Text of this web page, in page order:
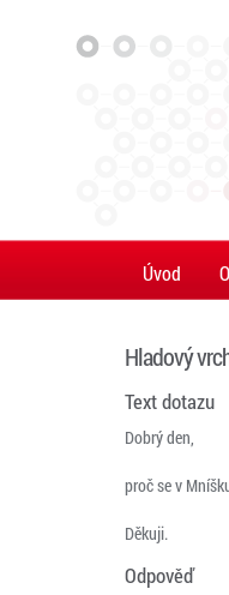
Úvod
Hladový
Text dotazu
Dobrý den,
proč se v
Děkuji.
Odpověď